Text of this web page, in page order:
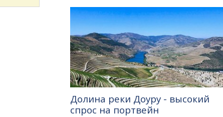
Долина реки Доуру - высокий
спрос на портвейн